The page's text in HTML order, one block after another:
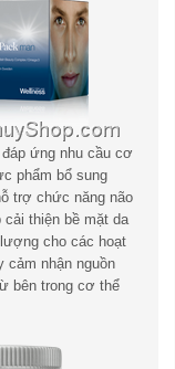
ứng nhu cầu cơ
phẩm bổ sung
trợ chức năng não
thiện bề mặt da
cho các hoạt
cảm nhận nguồn
bên trong cơ thể